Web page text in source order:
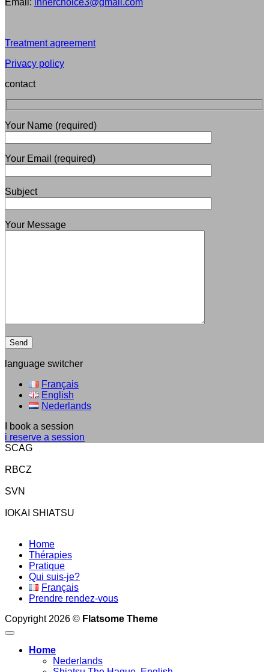
Treatment agreement
Privacy policy
contact
Your Name (required)
Your Email (required)
Subject
Your Message
language switcher
Français
English
Nederlands
I book a session
i reserve a session
SCAG
RBCZ
SVN
IOKAI SHIATSU
Home
Thérapies
Pratique
Qui suis-je?
Français
Prendre rendez-vous
Copyright 2026 © Flatsome Theme
Home
Nederlands